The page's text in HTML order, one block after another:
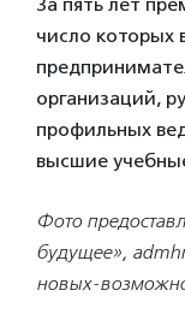
число
организаций,
профильных
высшие
Фото
будущее»,
новых-